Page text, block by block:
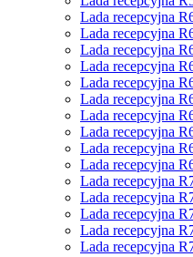
Lada recepcyjna
Lada recepcyjna
Lada recepcyjna
Lada recepcyjna
Lada recepcyjna
Lada recepcyjna
Lada recepcyjna
Lada recepcyjna
Lada recepcyjna
Lada recepcyjna
Lada recepcyjna
Lada recepcyjna
Lada recepcyjna
Lada recepcyjna
Lada recepcyjna